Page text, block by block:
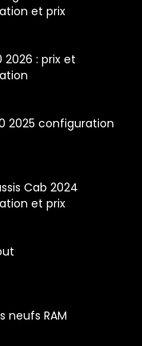
et prix
2026 : prix et
2025 configuration
Cab 2024
et prix
neufs RAM